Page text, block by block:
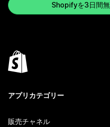
Shopifyを3日間
アプリカテゴリー
販売チャネル